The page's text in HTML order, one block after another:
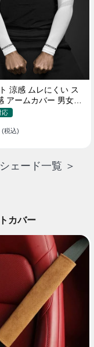
レにくい ス
アームカバー 男女汎
応
(税込)
ェード一覧 ＞
カバー